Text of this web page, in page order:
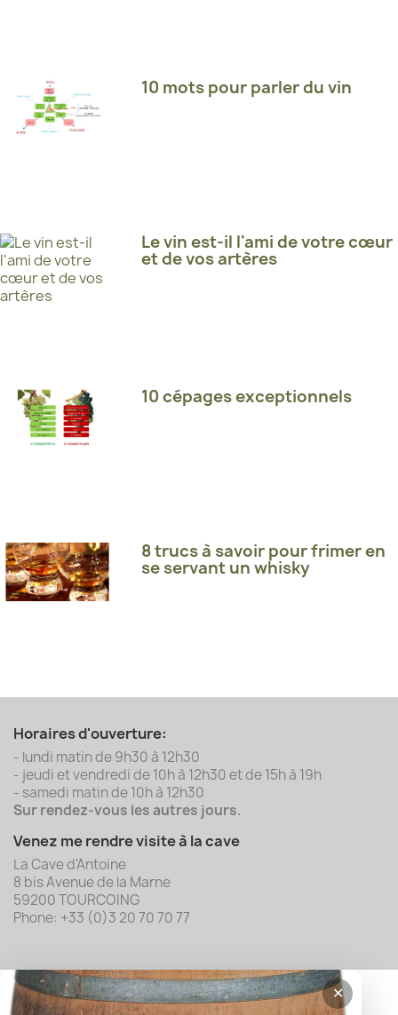
10 mots pour parler du vin
Le vin est-il l'ami de votre cœur
et de vos artères
10 cépages exceptionnels
8 trucs à savoir pour frimer en
se servant un whisky
Horaires d'ouverture:
- lundi matin de 9h30 à 12h30
- jeudi et vendredi de 10h à 12h30 et de 15h à 19h
- samedi matin de 10h à 12h30
Sur rendez-vous les autres jours.
Venez me rendre visite à la cave
La Cave d'Antoine
8 bis Avenue de la Marne
59200 TOURCOING
Phone: +33 (0)3 20 70 70 77
✕